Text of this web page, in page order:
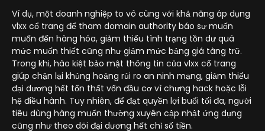
Ví dụ, một doanh nghiệp to vô cùng với khả năng áp dụng
vlxx cổ trang để tham domain authority báo sự muốn
muốn đến hàng hóa, giảm thiểu tình trạng tồn dư quá
mức muốn thiết cũng như giảm mức bảng giá tàng trữ.
Trong khi, hào kiệt bảo mật thông tin của vlxx cổ trang
giúp chặn lại khủng hoảng rủi ro an ninh mạng, giảm thiểu
đại dương hết tổn thất vốn đầu cơ vì chưng hack hoặc lỗi
hệ điều hành. Tuy nhiên, để đạt quyền lợi buổi tối đa, người
tiêu dùng hàng muốn thường xuyên cập nhật ứng dụng
cũng như theo dõi đại dương hết chỉ số tiền.